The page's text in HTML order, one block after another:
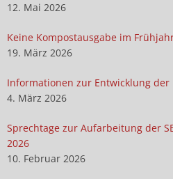
12. Mai 2026
Keine Kompostausgabe im
19. März 2026
Informationen zur Entwicklung der
4. März 2026
Sprechtage zur Aufarbeitung der
2026
10. Februar 2026